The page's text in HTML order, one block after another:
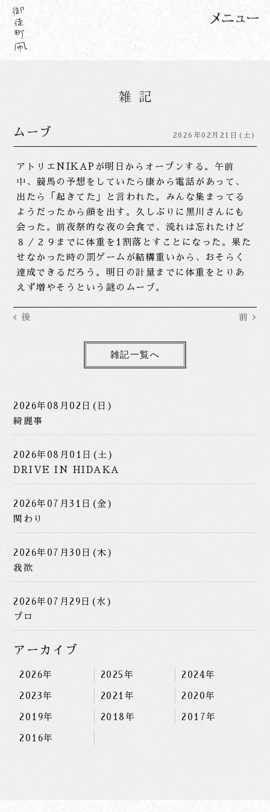
ムーブ 2026年02月21日(土)
アトリエNIKAPが明日からオープンする。午前
中、競馬の予想をしていたら康から電話があって、
出たら「起きてた」と言われた。みんな集まってる
ようだったから顔を出す。久しぶりに黒川さんにも
会った。前夜祭的な夜の会食で、流れは忘れたけど
８／２９までに体重を1割落とすことになった。果た
せなかった時の罰ゲームが結構重いから、おそらく
達成できるだろう。明日の計量までに体重をとりあ
えず増やそうという謎のムーブ。
後 前
雑記一覧へ
2026年08月02日(日)
綺麗事
2026年08月01日(土)
DRIVE IN HIDAKA
2026年07月31日(金)
関わり
2026年07月30日(木)
我欲
2026年07月29日(水)
プロ
アーカイブ
2026年 2025年 2024年
2023年 2021年 2020年
2019年 2018年 2017年
2016年